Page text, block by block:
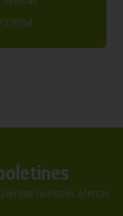
nuestras ofertas